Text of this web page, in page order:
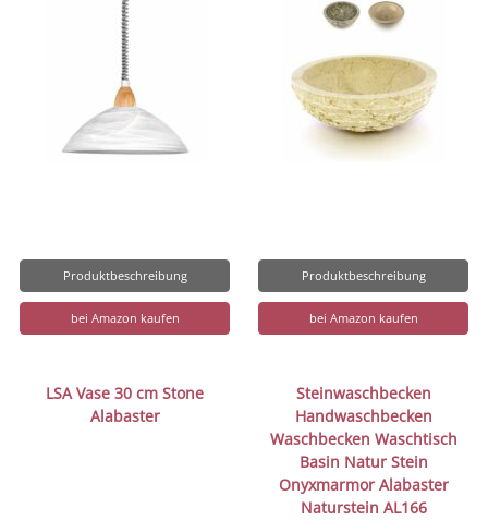
Produktbeschreibung
bei Amazon kaufen
Produktbeschreibung
bei Amazon kaufen
LSA Vase 30 cm Stone
Alabaster
Steinwaschbecken
Handwaschbecken
Waschbecken Waschtisch
Basin Natur Stein
Onyxmarmor Alabaster
Naturstein AL166